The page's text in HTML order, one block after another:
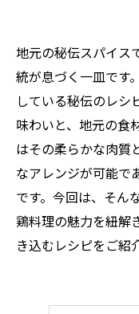
地元の秘伝スパイス
統が息づく一皿です
している秘伝のレシ
味わいと、地元の食
はその柔らかな肉質
なアレンジが可能で
です。今回は、そん
鶏料理の魅力を紐解
き込むレシピをご紹